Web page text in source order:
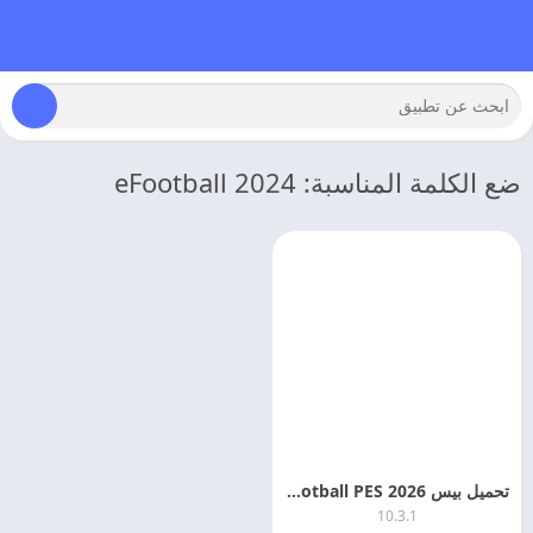
ضع الكلمة المناسبة: eFootball 2024
تحميل بيس eFootball PES 2026 اخر تحديث مجانا
10.3.1